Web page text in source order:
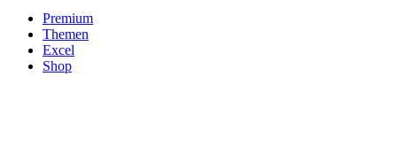
Premium
Themen
Excel
Shop